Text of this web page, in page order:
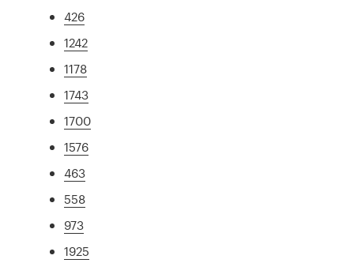
426
1242
1178
1743
1700
1576
463
558
973
1925